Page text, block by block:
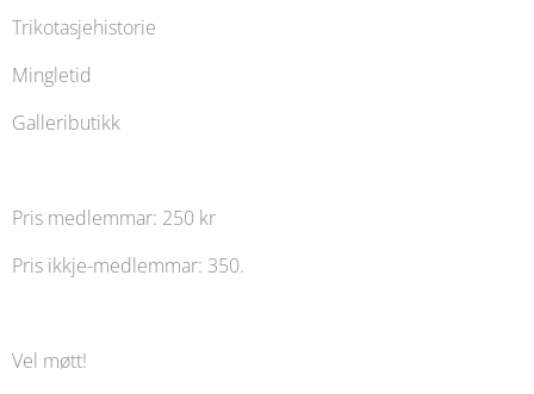
Trikotasjehistorie
Mingletid
Galleributikk
Pris medlemmar: 250 kr
Pris ikkje-medlemmar: 350.
Vel møtt!